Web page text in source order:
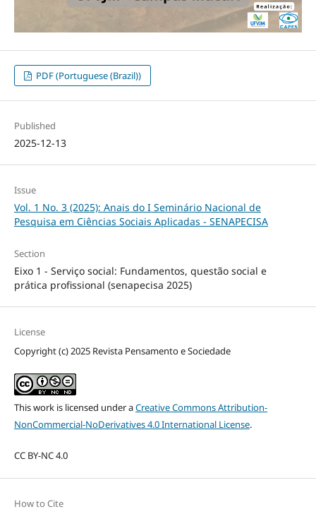
PDF (Portuguese (Brazil))
Published
2025-12-13
Issue
Vol. 1 No. 3 (2025): Anais do I Seminário Nacional de
Pesquisa em Ciências Sociais Aplicadas - SENAPECISA
Section
Eixo 1 - Serviço social: Fundamentos, questão social e
prática profissional (senapecisa 2025)
License
Copyright (c) 2025 Revista Pensamento e Sociedade
This work is licensed under aCreative Commons Attribution-
NonCommercial-NoDerivatives 4.0 International License.
CC BY-NC 4.0
How to Cite